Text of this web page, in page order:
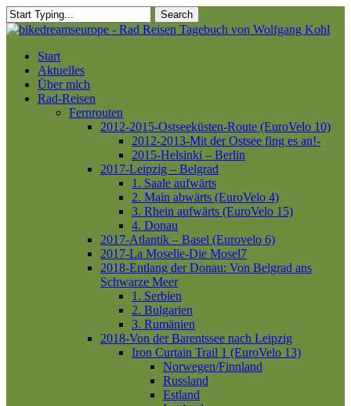
Skip
to
content
Search
Close
Menu
Start
Aktuelles
Über mich
Rad-Reisen
Fernrouten
2012-2015-Ostseeküsten-Route (EuroVelo 10)
2012-2013-Mit der Ostsee fing es an!-
2015-Helsinki – Berlin
2017-Leipzig – Belgrad
1. Saale aufwärts
2. Main abwärts (EuroVelo 4)
3. Rhein aufwärts (EuroVelo 15)
4. Donau
2017-Atlantik – Basel (Eurovelo 6)
2017-La Moselle-Die Mosel7
2018-Entlang der Donau: Von Belgrad ans
Schwarze Meer
1. Serbien
2. Bulgarien
3. Rumänien
2018-Von der Barentssee nach Leipzig
Iron Curtain Trail 1 (EuroVelo 13)
Norwegen/Finnland
Russland
Estland